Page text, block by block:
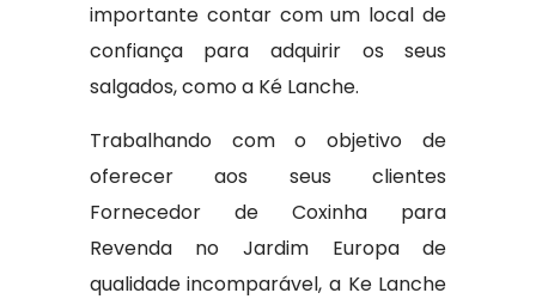
importante contar com um local de
confiança para adquirir os seus
salgados, como a Ké Lanche.
Trabalhando com o objetivo de
oferecer aos seus clientes
Fornecedor de Coxinha para
Revenda no Jardim Europa de
qualidade incomparável, a Ke Lanche